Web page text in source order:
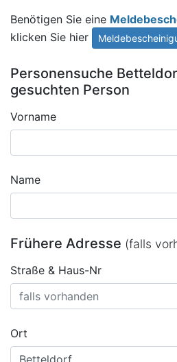
Benötigen Sie eine
klicken Sie hier
Personensuche
gesuchten Person
Vorname
Name
Frühere Adresse (falls
Straße & Haus-Nr
Ort